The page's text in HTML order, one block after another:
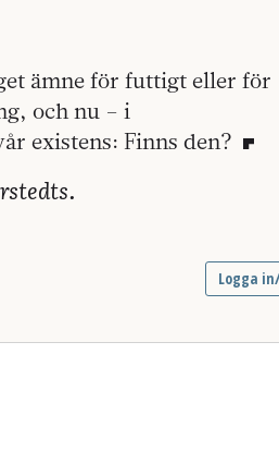
ämne för futtigt eller för
och nu – i
existens: Finns den?